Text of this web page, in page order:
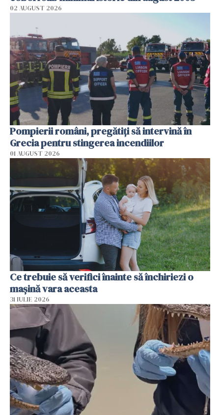
02 AUGUST 2026
Pompierii români, pregătiţi să intervină în
Grecia pentru stingerea incendiilor
01 AUGUST 2026
Ce trebuie să verifici înainte să închiriezi o
mașină vara aceasta
31 IULIE 2026